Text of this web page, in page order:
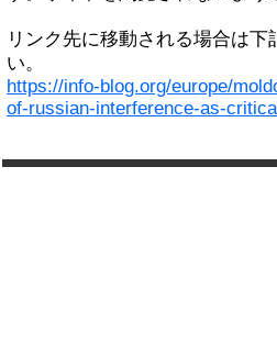
リンク先に移動される場合は
い。
https://info-blog.org/europe/
of-russian-interference-as-